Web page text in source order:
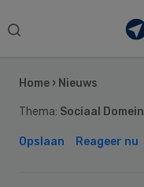
Search
Home › Nieuws
Thema: Sociaal Domein
Opslaan Reageer nu
Sidebar